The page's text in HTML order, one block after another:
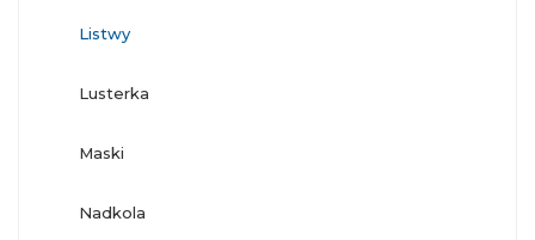
listwy
lusterka
maski
nadkola